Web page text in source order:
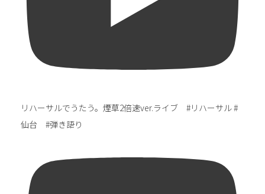
リハーサルでうたう。煙草2倍速ver.ライブ #リハーサル #
仙台 #弾き語り